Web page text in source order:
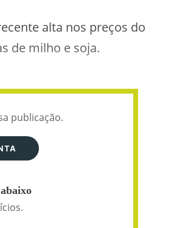
alta nos preços do
de milho e soja.
publicação.